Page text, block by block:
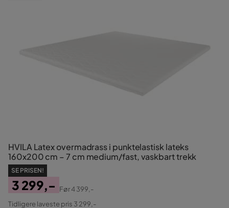
HVILA Latex overmadrass i punktelastisk lateks
160x200 cm – 7 cm medium/fast, vaskbart trekk
SE PRISEN!
Pris
3 299,-
Original
Før4 399,-
Tidligere laveste pris 3 299,-